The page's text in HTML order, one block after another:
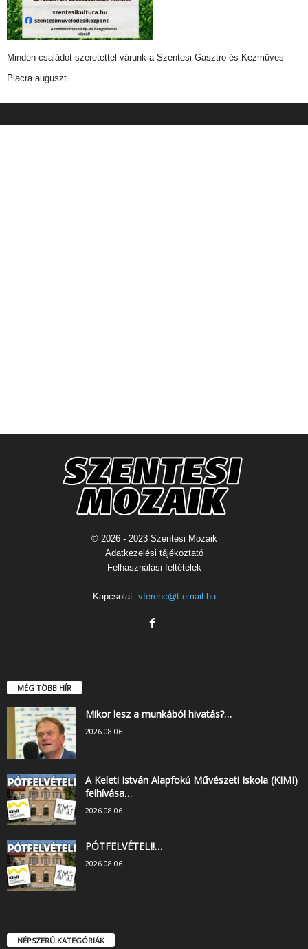
Minden családot szeretettel várunk a Szentesi Gasztro és Kézműves
Piacra auguszt…
© 2026 - 2023 Szentesi Mozaik
Adatkezelési tájékoztató
Felhasználási feltételek
Kapcsolat: vferenc@t-email.hu
MÉG TÖBB HÍR
Mikor lesz a munkából hivatás?…
2026.08.06.
A Keleti István Alapfokú Művészeti Iskola (KIMI)
felhívása…
2026.08.06.
PÓTFELVÉTELI!…
2026.08.06.
NÉPSZERŰ KATEGÓRIÁK